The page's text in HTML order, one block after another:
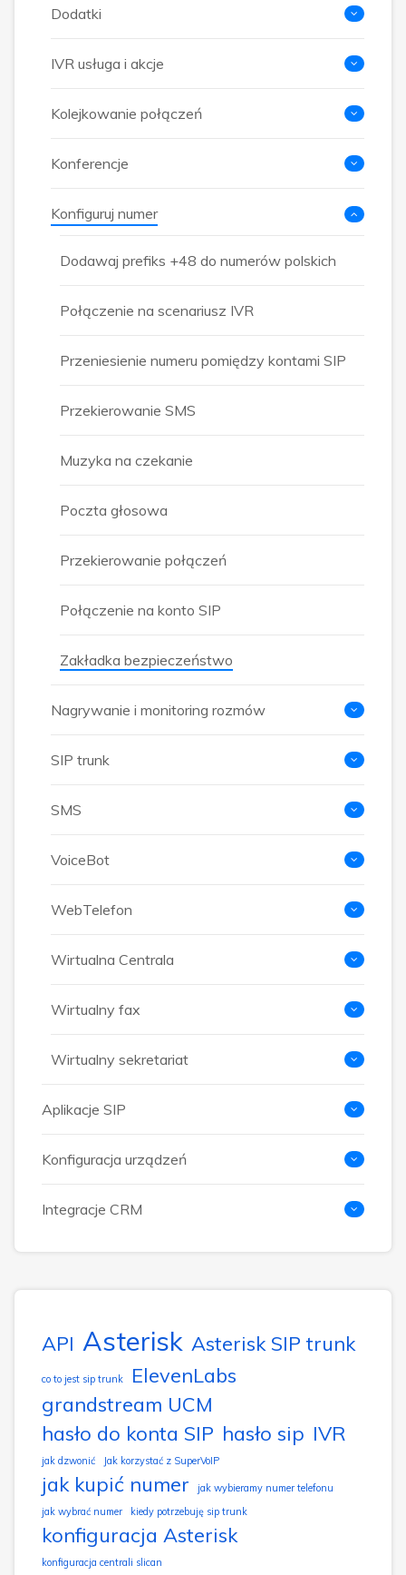
Dodatki
IVR usługa i akcje
Kolejkowanie połączeń
Konferencje
Konfiguruj numer
Dodawaj prefiks +48 do numerów polskich
Połączenie na scenariusz IVR
Przeniesienie numeru pomiędzy kontami SIP
Przekierowanie SMS
Muzyka na czekanie
Poczta głosowa
Przekierowanie połączeń
Połączenie na konto SIP
Zakładka bezpieczeństwo
Nagrywanie i monitoring rozmów
SIP trunk
SMS
VoiceBot
WebTelefon
Wirtualna Centrala
Wirtualny fax
Wirtualny sekretariat
Aplikacje SIP
Konfiguracja urządzeń
Integracje CRM
API Asterisk Asterisk SIP trunk
co to jest sip trunk
ElevenLabs
grandstream UCM
hasło do konta SIP hasło sip IVR
jak dzwonić Jak korzystać z SuperVoIP
jak kupić numer
jak wybieramy numer telefonu
jak wybrać numer
kiedy potrzebuję sip trunk
konfiguracja Asterisk
konfiguracja centrali slican